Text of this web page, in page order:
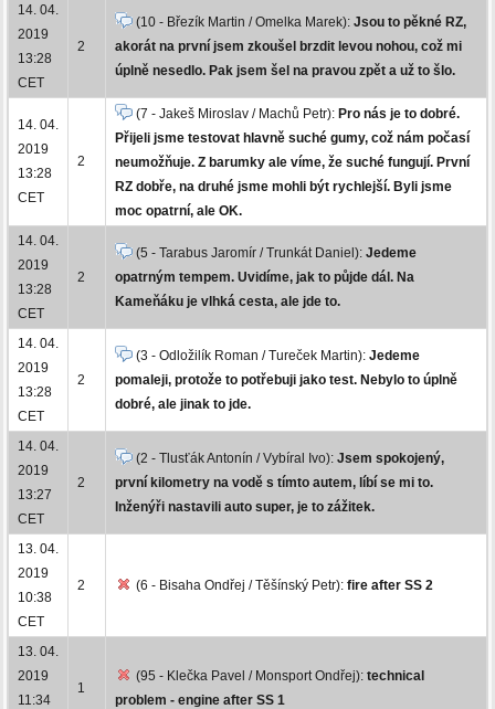
14. 04.
2019
13:28
CET
2
(10 - Březík Martin / Omelka Marek): Jsou to pěkné RZ,
akorát na první jsem zkoušel brzdit levou nohou, což mi
úplně nesedlo. Pak jsem šel na pravou zpět a už to šlo.
14. 04.
2019
13:28
CET
2
(7 - Jakeš Miroslav / Machů Petr): Pro nás je to dobré.
Přijeli jsme testovat hlavně suché gumy, což nám počasí
neumožňuje. Z barumky ale víme, že suché fungují. První
RZ dobře, na druhé jsme mohli být rychlejší. Byli jsme
moc opatrní, ale OK.
14. 04.
2019
13:28
CET
2
(5 - Tarabus Jaromír / Trunkát Daniel): Jedeme
opatrným tempem. Uvidíme, jak to půjde dál. Na
Kameňáku je vlhká cesta, ale jde to.
14. 04.
2019
13:28
CET
2
(3 - Odložilík Roman / Tureček Martin): Jedeme
pomaleji, protože to potřebuji jako test. Nebylo to úplně
dobré, ale jinak to jde.
14. 04.
2019
13:27
CET
2
(2 - Tlusťák Antonín / Vybíral Ivo): Jsem spokojený,
první kilometry na vodě s tímto autem, líbí se mi to.
Inženýři nastavili auto super, je to zážitek.
13. 04.
2019
10:38
CET
2 (6 - Bisaha Ondřej / Těšínský Petr): fire after SS 2
13. 04.
2019
11:34
1
(95 - Klečka Pavel / Monsport Ondřej): technical
problem - engine after SS 1